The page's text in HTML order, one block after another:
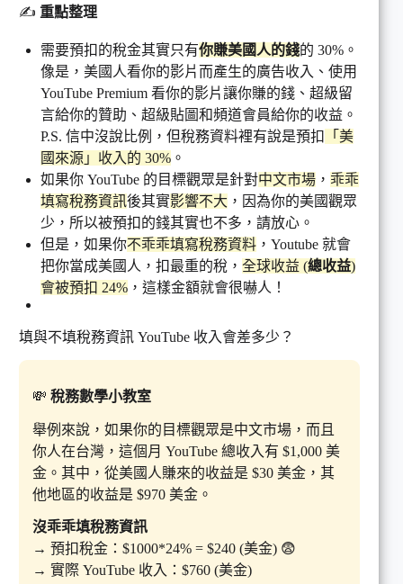
✍️ 重點整理
需要預扣的稅金其實只有你賺美國人的錢的 30%。
像是，美國人看你的影片而產生的廣告收入、使用
YouTube Premium 看你的影片讓你賺的錢、超級留
言給你的贊助、超級貼圖和頻道會員給你的收益。
P.S. 信中沒說比例，但稅務資料裡有說是預扣
「美
國來源」收入的 30% 。
如果你 YouTube 的目標觀眾是針對中文市場 ， 乖乖
填寫稅務資訊後其實影響不大 ，因為你的美國觀眾
少，所以被預扣的錢其實也不多，請放心。
但是，如果你不乖乖填寫稅務資料 ，Youtube 就會
把你當成美國人，扣最重的稅， 全球收益 (總收益)
會被預扣 24% ，這樣金額就會很嚇人！
填與不填稅務資訊 YouTube 收入會差多少？
💸 稅務數學小教室
舉例來說，如果你的目標觀眾是中文市場，而且
你人在台灣，這個月 YouTube 總收入有 $1,000 美
金。其中，從美國人賺來的收益是 $30 美金，其
他地區的收益是 $970 美金。
沒乖乖填稅務資訊
→ 預扣稅金：$1000*24% = $240 (美金) 😨
→ 實際 YouTube 收入：$760 (美金)